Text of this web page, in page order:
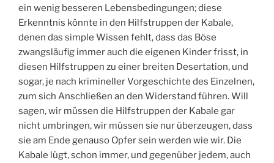
ein wenig besseren Lebensbedingungen; diese
Erkenntnis könnte in den Hilfstruppen der Kabale,
denen das simple Wissen fehlt, dass das Böse
zwangsläufig immer auch die eigenen Kinder frisst, in
diesen Hilfstruppen zu einer breiten Desertation, und
sogar, je nach krimineller Vorgeschichte des Einzelnen,
zum sich Anschließen an den Widerstand führen. Will
sagen, wir müssen die Hilfstruppen der Kabale gar
nicht umbringen, wir müssen sie nur überzeugen, dass
sie am Ende genauso Opfer sein werden wie wir. Die
Kabale lügt, schon immer, und gegenüber jedem, auch